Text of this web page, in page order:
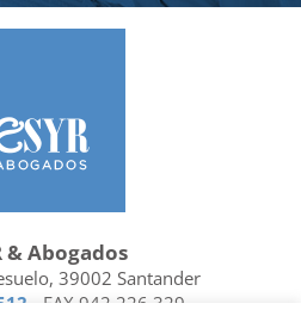
& Abogados
39002 Santander
- FAX 942 226 329